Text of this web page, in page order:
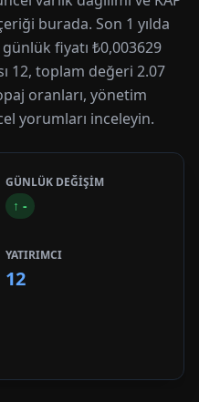
burada. Son 1 yılda
fiyatı ₺0,003629
12, toplam değeri 2.07
oranları, yönetim
yorumları inceleyin.
GÜNLÜK DEĞİŞİM
↑ -
YATIRIMCI
12